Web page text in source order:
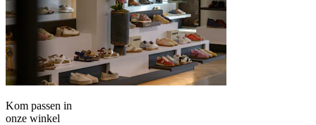
Kom passen in
onze winkel